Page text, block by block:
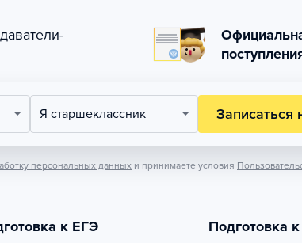
Я старшеклассник Записаться
персональных данных и принимаете условия
к ЕГЭ Подготовка